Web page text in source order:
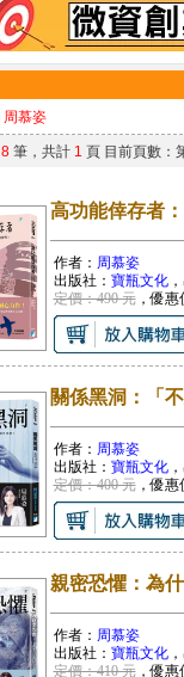
周慕姿
8筆，共計 1 頁 目前頁數：
高功能倖存者
作者： 周慕姿
出版社： 寶瓶文化
定價：490 元，優惠
關係黑洞：「
作者： 周慕姿
出版社： 寶瓶文化
定價：400 元，優惠
親密恐懼：為
作者： 周慕姿
出版社： 寶瓶文化
定價：410 元，優惠